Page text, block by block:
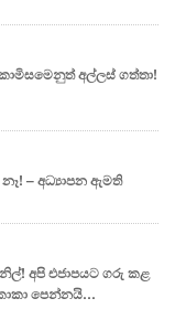
අල්ලස් ගත්තා!
– අධ්‍යාපන ඇමති
අපි එජාපයට ගරු කළ
පෙන්නයි…